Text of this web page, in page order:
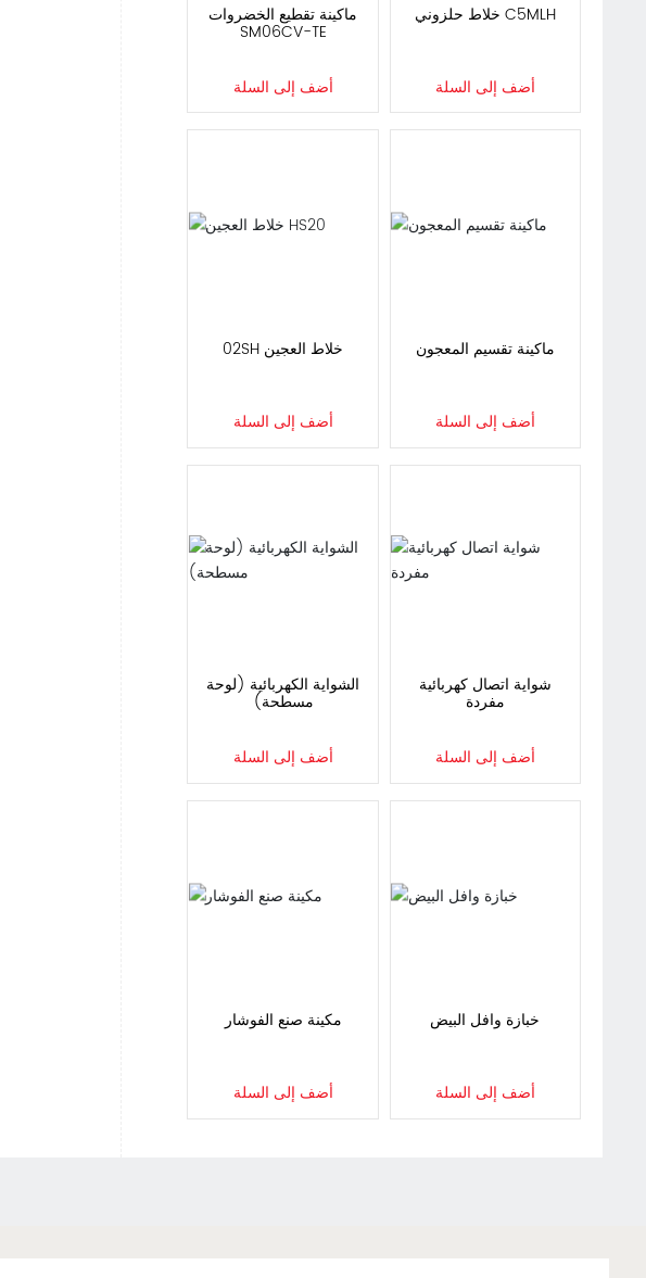
ماكينة تقطيع الخضروات
ET-VC60MS
أضف إلى السلة
HLM5C خلاط حلزوني
أضف إلى السلة
خلاط العجين HS20
أضف إلى السلة
ماكينة تقسيم المعجون
أضف إلى السلة
الشواية الكهربائية (لوحة
مسطحة)
أضف إلى السلة
شواية اتصال كهربائية
مفردة
أضف إلى السلة
مكينة صنع الفوشار
أضف إلى السلة
خبازة وافل البيض
أضف إلى السلة